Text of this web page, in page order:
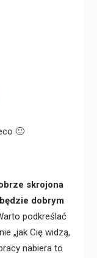
🙂
skrojona
będzie dobrym
podkreślać
„jak Cię widzą,
nabiera to